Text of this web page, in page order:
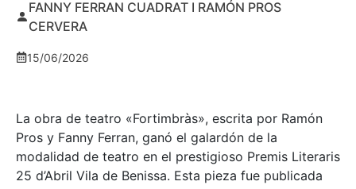
FANNY FERRAN CUADRAT I RAMÓN PROS
CERVERA
15/06/2026
La obra de teatro «Fortimbràs», escrita por Ramón
Pros y Fanny Ferran, ganó el galardón de la
modalidad de teatro en el prestigioso Premis Literaris
25 d’Abril Vila de Benissa. Esta pieza fue publicada